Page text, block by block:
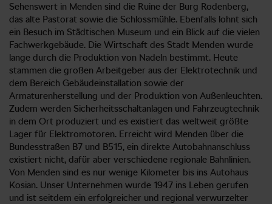
Sehenswert in Menden sind die Ruine der Burg Rodenberg,
das alte Pastorat sowie die Schlossmühle. Ebenfalls lohnt sich
ein Besuch im Städtischen Museum und ein Blick auf die vielen
Fachwerkgebäude. Die Wirtschaft des Stadt Menden wurde
lange durch die Produktion von Nadeln bestimmt. Heute
stammen die großen Arbeitgeber aus der Elektrotechnik und
dem Bereich Gebäudeinstallation sowie der
Armaturenherstellung und der Produktion von Außenleuchten.
Zudem werden Sicherheitsschaltanlagen und Fahrzeugtechnik
in dem Ort produziert und es existiert das weltweit größte
Lager für Elektromotoren. Erreicht wird Menden über die
Bundesstraßen B7 und B515, ein direkte Autobahnanschluss
existiert nicht, dafür aber verschiedene regionale Bahnlinien.
Von Menden sind es nur wenige Kilometer bis ins Autohaus
Kosian. Unser Unternehmen wurde 1947 ins Leben gerufen
und ist seitdem ein erfolgreicher und regional verwurzelter